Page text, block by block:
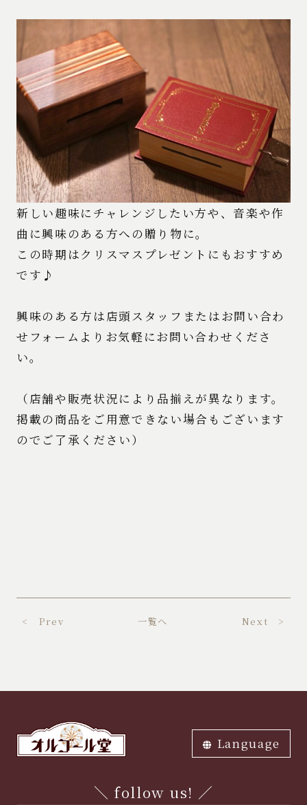
新しい趣味にチャレンジしたい方や、音楽や作
曲に興味のある方への贈り物に。
この時期はクリスマスプレゼントにもおすすめ
です♪
興味のある方は店頭スタッフまたはお問い合わ
せフォームよりお気軽にお問い合わせくださ
い。
（店舗や販売状況により品揃えが異なります。
掲載の商品をご用意できない場合もございます
のでご了承ください）
< Prev 一覧へ Next >
Language
＼ follow us! ／